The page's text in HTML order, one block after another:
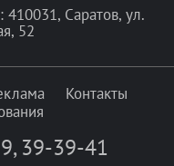
Саратов, ул.
52
Контакты
, 39-39-41